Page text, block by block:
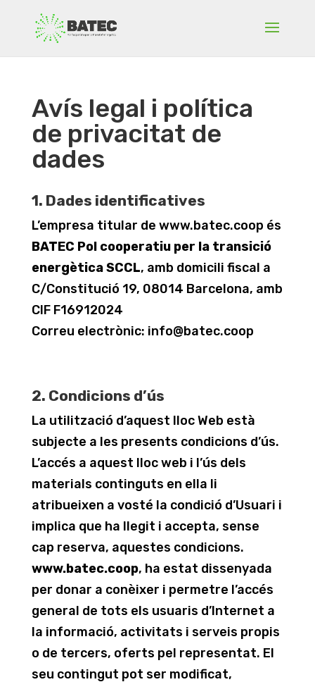
Avís legal i política
de privacitat de
dades
1. Dades identificatives
L’empresa titular de www.batec.coop és
BATEC Pol cooperatiu per la transició
energètica SCCL, amb domicili fiscal a
C/Constitució 19, 08014 Barcelona, amb
CIF F16912024
Correu electrònic: info@batec.coop
2. Condicions d’ús
La utilització d’aquest lloc Web està
subjecte a les presents condicions d’ús.
L’accés a aquest lloc web i l’ús dels
materials continguts en ella li
atribueixen a vosté la condició d’Usuari i
implica que ha llegit i accepta, sense
cap reserva, aquestes condicions.
www.batec.coop, ha estat dissenyada
per donar a conèixer i permetre l’accés
general de tots els usuaris d’Internet a
la informació, activitats i serveis propis
o de tercers, oferts pel representat. El
seu contingut pot ser modificat,